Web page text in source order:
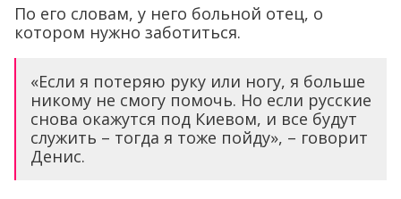
По его словам, у него больной отец, о
котором нужно заботиться.
«Если я потеряю руку или ногу, я больше
никому не смогу помочь. Но если русские
снова окажутся под Киевом, и все будут
служить – тогда я тоже пойду», – говорит
Денис.